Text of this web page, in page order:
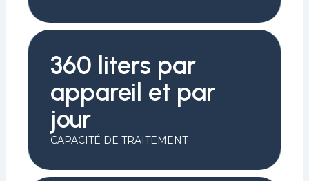
360 liters par
appareil et par
jour
CAPACITÉ DE TRAITEMENT